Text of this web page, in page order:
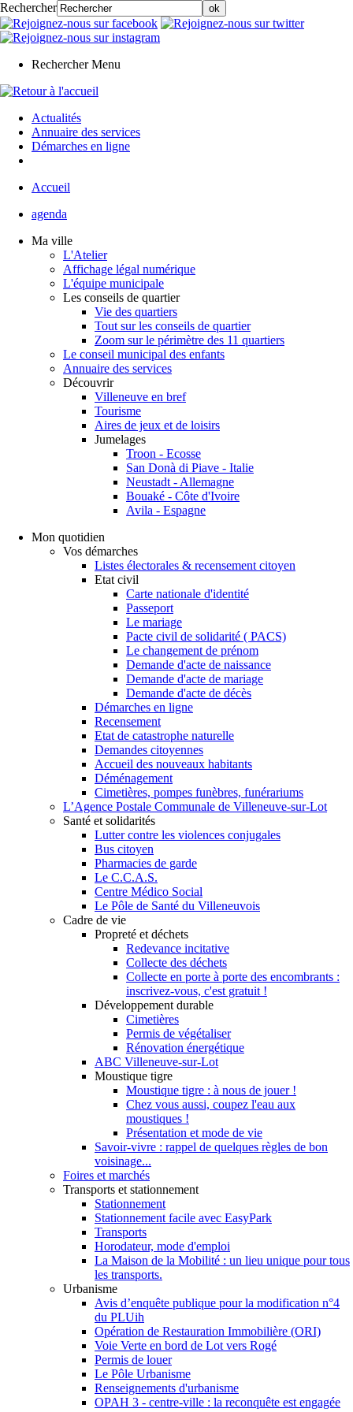
Rechercher
Rechercher Menu
Actualités
Annuaire des services
Démarches en ligne
Accueil
agenda
Ma ville
L'Atelier
Affichage légal numérique
L'équipe municipale
Les conseils de quartier
Vie des quartiers
Tout sur les conseils de quartier
Zoom sur le périmètre des 11 quartiers
Le conseil municipal des enfants
Annuaire des services
Découvrir
Villeneuve en bref
Tourisme
Aires de jeux et de loisirs
Jumelages
Troon - Ecosse
San Donà di Piave - Italie
Neustadt - Allemagne
Bouaké - Côte d'Ivoire
Avila - Espagne
Mon quotidien
Vos démarches
Listes électorales & recensement citoyen
Etat civil
Carte nationale d'identité
Passeport
Le mariage
Pacte civil de solidarité ( PACS)
Le changement de prénom
Demande d'acte de naissance
Demande d'acte de mariage
Demande d'acte de décès
Démarches en ligne
Recensement
Etat de catastrophe naturelle
Demandes citoyennes
Accueil des nouveaux habitants
Déménagement
Cimetières, pompes funèbres, funérariums
L’Agence Postale Communale de Villeneuve-sur-Lot
Santé et solidarités
Lutter contre les violences conjugales
Bus citoyen
Pharmacies de garde
Le C.C.A.S.
Centre Médico Social
Le Pôle de Santé du Villeneuvois
Cadre de vie
Propreté et déchets
Redevance incitative
Collecte des déchets
Collecte en porte à porte des encombrants :
inscrivez-vous, c'est gratuit !
Développement durable
Cimetières
Permis de végétaliser
Rénovation énergétique
ABC Villeneuve-sur-Lot
Moustique tigre
Moustique tigre : à nous de jouer !
Chez vous aussi, coupez l'eau aux
moustiques !
Présentation et mode de vie
Savoir-vivre : rappel de quelques règles de bon
voisinage...
Foires et marchés
Transports et stationnement
Stationnement
Stationnement facile avec EasyPark
Transports
Horodateur, mode d'emploi
La Maison de la Mobilité : un lieu unique pour tous
les transports.
Urbanisme
Avis d’enquête publique pour la modification n°4
du PLUih
Opération de Restauration Immobilière (ORI)
Voie Verte en bord de Lot vers Rogé
Permis de louer
Le Pôle Urbanisme
Renseignements d'urbanisme
OPAH 3 - centre-ville : la reconquête est engagée